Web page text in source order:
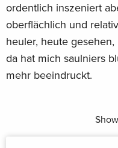
ordentlich inszeniert
oberflächlich und
heuler, heute
da hat mich saulniers
mehr beeindruckt.